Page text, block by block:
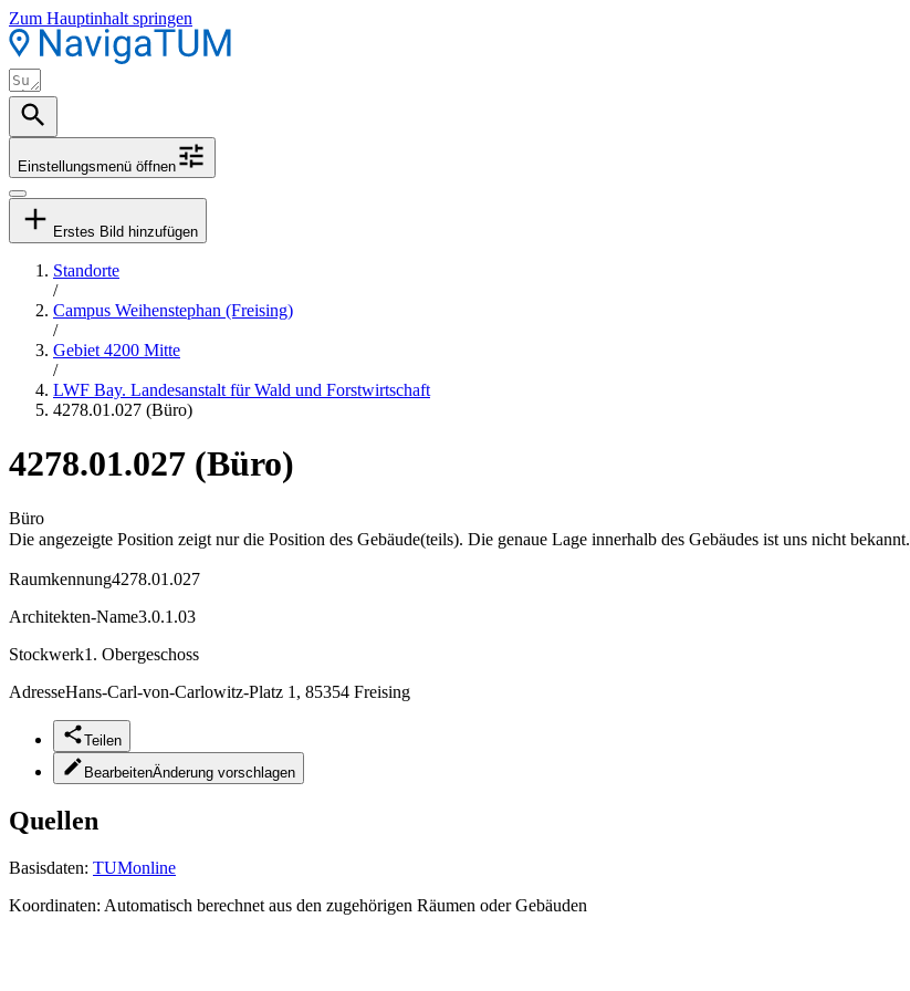
Zum Hauptinhalt springen
Einstellungsmenü öffnen
Erstes Bild hinzufügen
Standorte
/
Campus Weihenstephan (Freising)
/
Gebiet 4200 Mitte
/
LWF Bay. Landesanstalt für Wald und Forstwirtschaft
4278.01.027 (Büro)
4278.01.027 (Büro)
Büro
Die angezeigte Position zeigt nur die Position des Gebäude(teils). Die genaue Lage innerhalb des Gebäudes ist uns nicht bekannt.
Raumkennung4278.01.027
Architekten-Name3.0.1.03
Stockwerk1. Obergeschoss
AdresseHans-Carl-von-Carlowitz-Platz 1, 85354 Freising
Teilen
BearbeitenÄnderung vorschlagen
Quellen
Basisdaten: TUMonline
Koordinaten: Automatisch berechnet aus den zugehörigen Räumen oder Gebäuden